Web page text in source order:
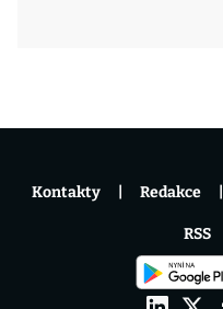
Kontakty Redakce
RSS